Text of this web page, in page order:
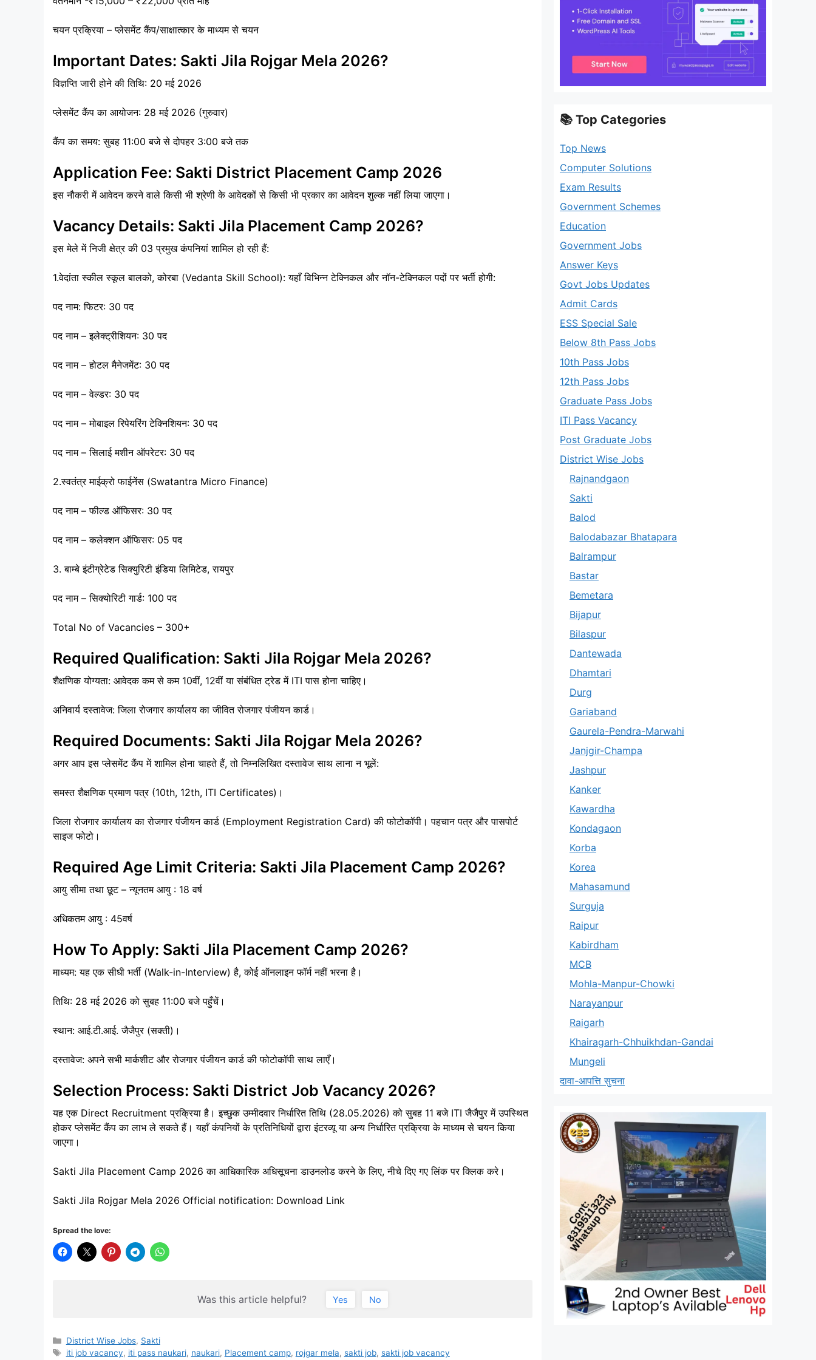
चयन प्रक्रिया – प्लेसमेंट कैंप/साक्षात्कार के माध्यम से चयन
Important Dates: Sakti Jila Rojgar Mela 2026?
विज्ञप्ति जारी होने की तिथि: 20 मई 2026
प्लेसमेंट कैंप का आयोजन: 28 मई 2026 (गुरुवार)
कैंप का समय: सुबह 11:00 बजे से दोपहर 3:00 बजे तक
Application Fee: Sakti District Placement Camp 2026
इस नौकरी में आवेदन करने वाले किसी भी श्रेणी के आवेदकों से किसी भी प्रकार का आवेदन शुल्क नहीं लिया जाएगा।
Vacancy Details: Sakti Jila Placement Camp 2026?
इस मेले में निजी क्षेत्र की 03 प्रमुख कंपनियां शामिल हो रही हैं:
1.वेदांता स्कील स्कूल बालको, कोरबा (Vedanta Skill School): यहाँ विभिन्न टेक्निकल और नॉन-टेक्निकल पदों पर भर्ती होगी:
पद नाम: फिटर: 30 पद
पद नाम – इलेक्ट्रीशियन: 30 पद
पद नाम – होटल मैनेजमेंट: 30 पद
पद नाम – वेल्डर: 30 पद
पद नाम – मोबाइल रिपेयरिंग टेक्निशियन: 30 पद
पद नाम – सिलाई मशीन ऑपरेटर: 30 पद
2.स्वतंत्र माईक्रो फाईनेंस (Swatantra Micro Finance)
पद नाम – फील्ड ऑफिसर: 30 पद
पद नाम – कलेक्शन ऑफिसर: 05 पद
3. बाम्बे इंटीग्रेटेड सिक्युरिटी इंडिया लिमिटेड, रायपुर
पद नाम – सिक्योरिटी गार्ड: 100 पद
Total No of Vacancies – 300+
Required Qualification: Sakti Jila Rojgar Mela 2026?
शैक्षणिक योग्यता: आवेदक कम से कम 10वीं, 12वीं या संबंधित ट्रेड में ITI पास होना चाहिए।
अनिवार्य दस्तावेज: जिला रोजगार कार्यालय का जीवित रोजगार पंजीयन कार्ड।
Required Documents: Sakti Jila Rojgar Mela 2026?
अगर आप इस प्लेसमेंट कैंप में शामिल होना चाहते हैं, तो निम्नलिखित दस्तावेज साथ लाना न भूलें:
समस्त शैक्षणिक प्रमाण पत्र (10th, 12th, ITI Certificates)।
जिला रोजगार कार्यालय का रोजगार पंजीयन कार्ड (Employment Registration Card) की फोटोकॉपी। पहचान पत्र और पासपोर्ट
साइज फोटो।
Required Age Limit Criteria: Sakti Jila Placement Camp 2026?
आयु सीमा तथा छूट – न्यूनतम आयु : 18 वर्ष
अधिकतम आयु : 45वर्ष
How To Apply: Sakti Jila Placement Camp 2026?
माध्यम: यह एक सीधी भर्ती (Walk-in-Interview) है, कोई ऑनलाइन फॉर्म नहीं भरना है।
तिथि: 28 मई 2026 को सुबह 11:00 बजे पहुँचें।
स्थान: आई.टी.आई. जैजैपुर (सक्ती)।
दस्तावेज: अपने सभी मार्कशीट और रोजगार पंजीयन कार्ड की फोटोकॉपी साथ लाएँ।
Selection Process: Sakti District Job Vacancy 2026?
यह एक Direct Recruitment प्रक्रिया है। इच्छुक उम्मीदवार निर्धारित तिथि (28.05.2026) को सुबह 11 बजे ITI जैजैपुर में उपस्थित
होकर प्लेसमेंट कैंप का लाभ ले सकते हैं। यहाँ कंपनियों के प्रतिनिधियों द्वारा इंटरव्यू या अन्य निर्धारित प्रक्रिया के माध्यम से चयन किया
जाएगा।
Sakti Jila Placement Camp 2026 का आधिकारिक अधिसूचना डाउनलोड करने के लिए, नीचे दिए गए लिंक पर क्लिक करे।
Sakti Jila Rojgar Mela 2026 Official notification: Download Link
Spread the love:
Was this article helpful? Yes No
Categories
District Wise Jobs, Sakti
Tags
iti job vacancy, iti pass naukari, naukari, Placement camp, rojgar mela, sakti job, sakti job vacancy
📚 Top Categories
Top News
Computer Solutions
Exam Results
Government Schemes
Education
Government Jobs
Answer Keys
Govt Jobs Updates
Admit Cards
ESS Special Sale
Below 8th Pass Jobs
10th Pass Jobs
12th Pass Jobs
Graduate Pass Jobs
ITI Pass Vacancy
Post Graduate Jobs
District Wise Jobs
Rajnandgaon
Sakti
Balod
Balodabazar Bhatapara
Balrampur
Bastar
Bemetara
Bijapur
Bilaspur
Dantewada
Dhamtari
Durg
Gariaband
Gaurela-Pendra-Marwahi
Janjgir-Champa
Jashpur
Kanker
Kawardha
Kondagaon
Korba
Korea
Mahasamund
Surguja
Raipur
Kabirdham
MCB
Mohla-Manpur-Chowki
Narayanpur
Raigarh
Khairagarh-Chhuikhdan-Gandai
Mungeli
दावा-आपत्ति सुचना